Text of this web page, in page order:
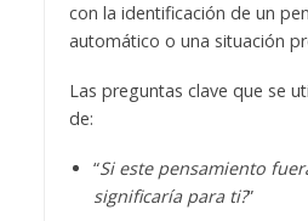
con la identificación de un
automático o una situación
Las preguntas clave que se
de:
“Si este pensamiento
significaría para ti?”